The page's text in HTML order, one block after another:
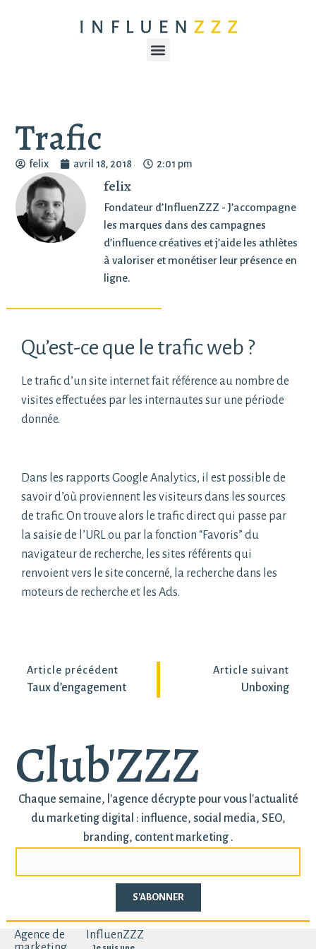
Trafic
felix avril 18, 2018 2:01 pm
felix
Fondateur d’InfluenZZZ - J’accompagne
les marques dans des campagnes
d’influence créatives et j’aide les athlètes
à valoriser et monétiser leur présence en
ligne.
Qu’est-ce que le trafic web ?
Le trafic d’un site internet fait référence au nombre de
visites effectuées par les internautes sur une période
donnée.
Dans les rapports Google Analytics, il est possible de
savoir d’où proviennent les visiteurs dans les sources
de trafic. On trouve alors le trafic direct qui passe par
la saisie de l’URL ou par la fonction “Favoris” du
navigateur de recherche, les sites référents qui
renvoient vers le site concerné, la recherche dans les
moteurs de recherche et les Ads.
Article précédent
Taux d’engagement
Article suivant
Unboxing
Club'ZZZ
Chaque semaine, l'agence décrypte pour vous l'actualité
du marketing digital : influence, social media, SEO,
branding, content marketing .
S'ABONNER
Agence de
InfluenZZZ